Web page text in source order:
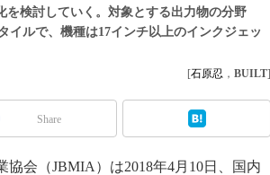
日本 ものづくりワールド 2020
メンテナンス・レジリエンスTOKYO
検討していく。対象とする出力物の分野
イルで、機種は17インチ以上のインクジェッ
[石原忍 ， BUILT]
Share
会（JBMIA）は2018年4月10日、国内